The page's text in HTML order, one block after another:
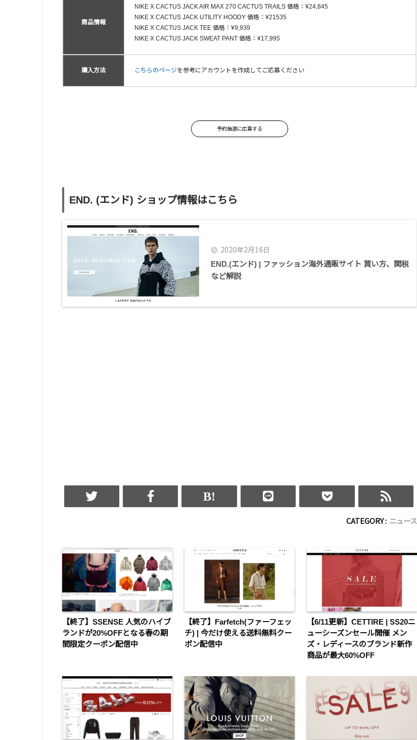
商品情報
NIKE X CACTUS JACK AIR MAX 270 CACTUS TRAILS 価格：¥24,845
NIKE X CACTUS JACK UTILITY HOODY 価格：¥21535
NIKE X CACTUS JACK TEE 価格：¥9,939
NIKE X CACTUS JACK SWEAT PANT 価格：¥17,995
購入方法 こちらのページを参考にアカウントを作成してご応募ください
予約抽選に応募する
END. (エンド) ショップ情報はこちら
2020年2月16日
END.(エンド) | ファッション海外通販サイト 買い方、関税
など解説
CATEGORY : ニュース
【終了】SSENSE 人気のハイブ
ランドが20%OFFとなる春の期
間限定クーポン配信中
【終了】Farfetch(ファーフェッ
チ) | 今だけ使える送料無料クー
ポン配信中
【6/11更新】CETTIRE | SS20ニ
ューシーズンセール開催 メン
ズ・レディースのブランド新作
商品が最大60%OFF